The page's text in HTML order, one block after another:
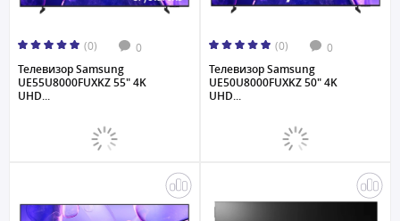
(0) 0
Телевизор Samsung
UE55U8000FUXKZ 55" 4K
UHD...
(0) 0
Телевизор Samsung
UE50U8000FUXKZ 50" 4K
UHD...